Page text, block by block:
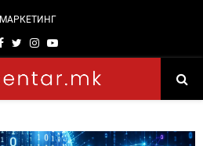
МАРКЕТИНГ
Facebook
TwitterInstagram
Youtube